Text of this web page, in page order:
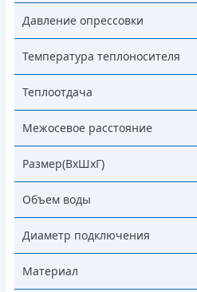
Давление опрессовки
Температура теплоносителя
Теплоотдача
Межосевое расстояние
Размер(ВхШхГ)
Объем воды
Диаметр подключения
Материал